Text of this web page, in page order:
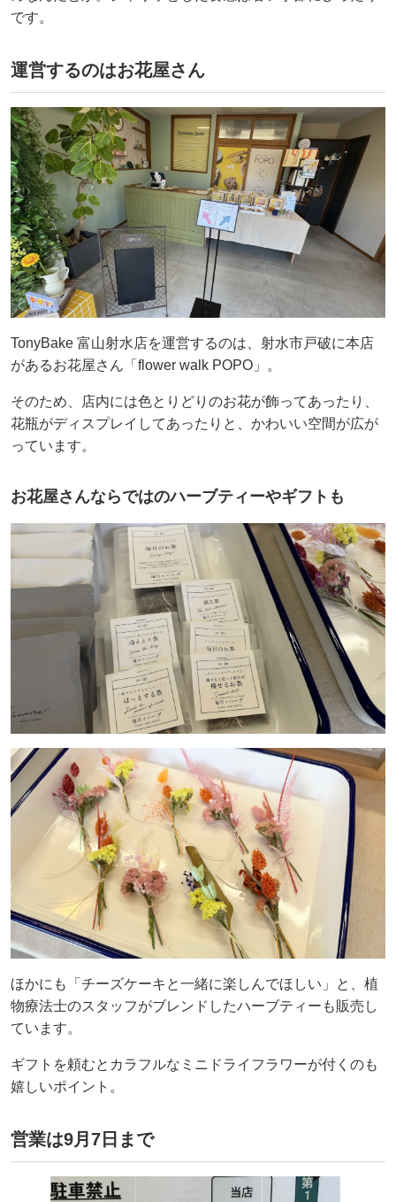
です。
運営するのはお花屋さん
TonyBake 富山射水店を運営するのは、射水市戸破に本店
があるお花屋さん「flower walk POPO」。
そのため、店内には色とりどりのお花が飾ってあったり、
花瓶がディスプレイしてあったりと、かわいい空間が広が
っています。
お花屋さんならではのハーブティーやギフトも
ほかにも「チーズケーキと一緒に楽しんでほしい」と、植
物療法士のスタッフがブレンドしたハーブティーも販売し
ています。
ギフトを頼むとカラフルなミニドライフラワーが付くのも
嬉しいポイント。
営業は9月7日まで